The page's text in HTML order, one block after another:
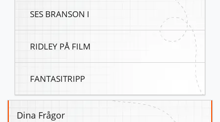
SES BRANSON I
RIDLEY PÅ FILM
FANTASITRIPP
Dina Frågor